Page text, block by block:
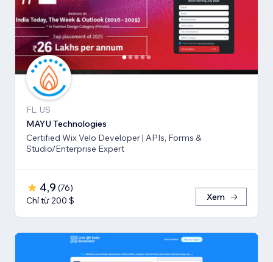
FL, US
MAYU Technologies
Certified Wix Velo Developer | APIs, Forms &
Studio/Enterprise Expert
4,9 (76)
Chỉ từ 200 $
Xem